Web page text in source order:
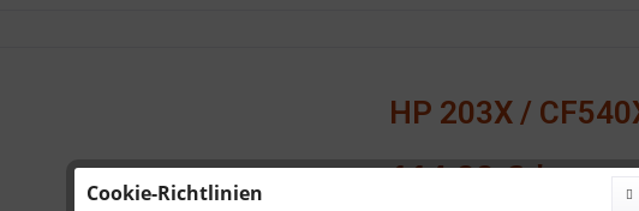
HP 203X /
114,99 € *
Cookie-Richtlinien